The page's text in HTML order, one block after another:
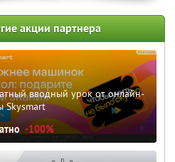
акции партнера
вводный урок от онлайн-
Skysmart
-100%